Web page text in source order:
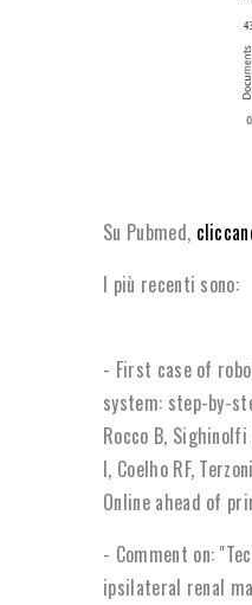
Su Pubmed,
I più recenti sono:
- First case of
system: step-by-
Rocco B, Sighinolfi
I, Coelho RF,
Online ahead of
- Comment on:
ipsilateral renal